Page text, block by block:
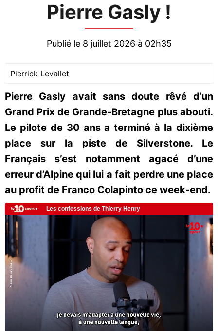
Pierre Gasly !
Publié le 8 juillet 2026 à 02h35
Pierrick Levallet
Pierre Gasly avait sans doute rêvé d’un
Grand Prix de Grande-Bretagne plus abouti.
Le pilote de 30 ans a terminé à la dixième
place sur la piste de Silverstone. Le
Français s’est notamment agacé d’une
erreur d’Alpine qui lui a fait perdre une place
au profit de Franco Colapinto ce week-end.